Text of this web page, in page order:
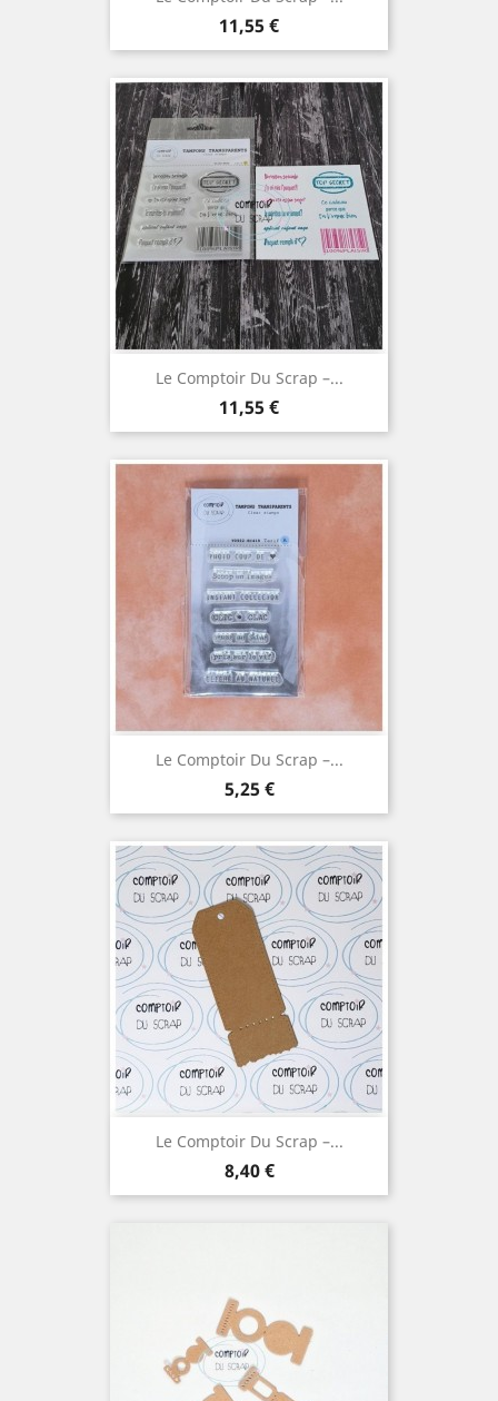
Prix
11,55 €
Le Comptoir Du Scrap –...
Prix
11,55 €
Le Comptoir Du Scrap –...
Prix
5,25 €
Le Comptoir Du Scrap –...
Prix
8,40 €